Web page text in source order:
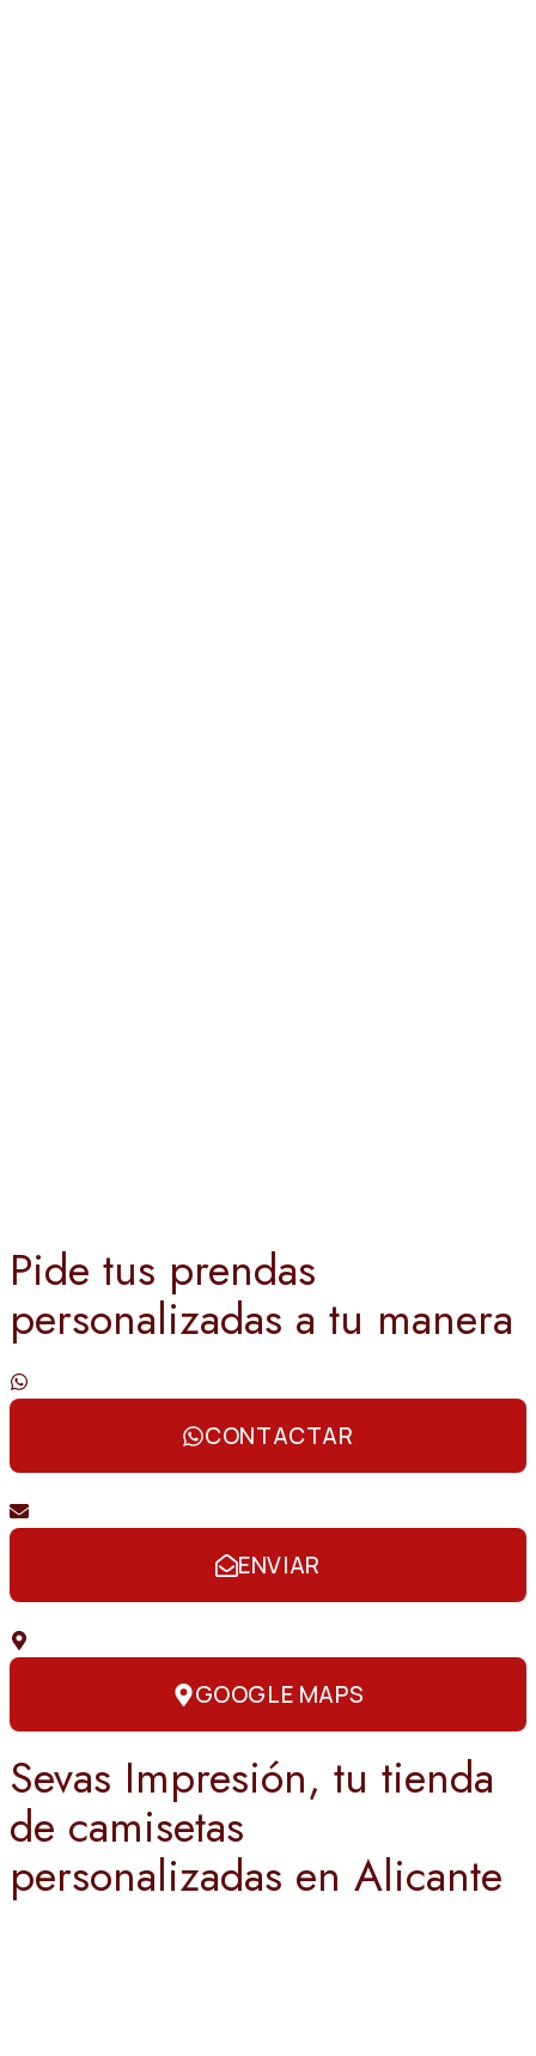
Pide tus prendas
personalizadas a tu manera
CONTACTAR
ENVIAR
GOOGLE MAPS
Sevas Impresión, tu tienda
de camisetas
personalizadas en Alicante